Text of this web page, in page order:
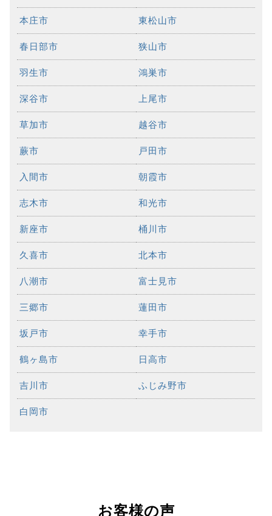
本庄市 東松山市
春日部市 狭山市
羽生市 鴻巣市
深谷市 上尾市
草加市 越谷市
蕨市 戸田市
入間市 朝霞市
志木市 和光市
新座市 桶川市
久喜市 北本市
八潮市 富士見市
三郷市 蓮田市
坂戸市 幸手市
鶴ヶ島市 日高市
吉川市 ふじみ野市
白岡市
お客様の声